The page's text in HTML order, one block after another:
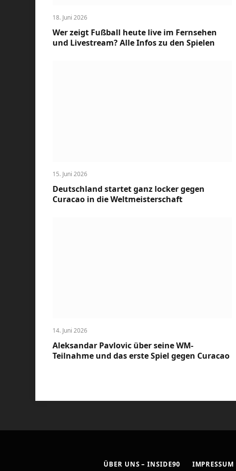
18. Juni 2026
Wer zeigt Fußball heute live im Fernsehen
und Livestream? Alle Infos zu den Spielen
15. Juni 2026
Deutschland startet ganz locker gegen
Curacao in die Weltmeisterschaft
14. Juni 2026
Aleksandar Pavlovic über seine WM-
Teilnahme und das erste Spiel gegen Curacao
ÜBER UNS – INSIDE90 IMPRESSUM